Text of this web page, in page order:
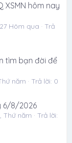
XSMN hôm nay
Hôm qua
Trả
tìm bạn đời để
năm
Trả lời: 0
6/8/2026
Thứ năm
Trả lời: